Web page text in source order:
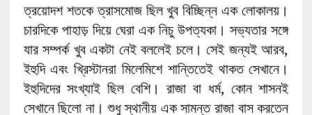
ত্রয়োদশ শতকে ত্রাসমোজ ছিল খুব বিচ্ছিন্ন এক লোকালয়।
চারদিকে পাহাড় দিয়ে ঘেরা এক নিচু উপত্যকা। সভ্যতার সঙ্গে
যার সম্পর্ক খুব একটা নেই বললেই চলে। সেই জন্যই আরব,
ইহুদি এবং খ্রিস্টানরা মিলেমিশে শান্তিতেই থাকত সেখানে।
ইহুদিদের সংখ্যাই ছিল বেশি। রাজা বা ধর্ম, কোন শাসনই
সেখানে ছিলো না। শুধু স্থানীয় এক সামন্ত রাজা বাস করতেন